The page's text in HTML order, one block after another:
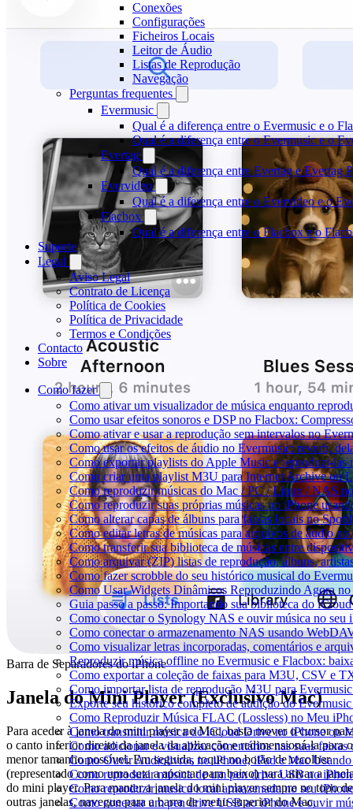
Conexões
Configurações
Ficheiros Locais
Leitor de Áudio
Listas de Reprodução
Navegação
Perguntas frequentes
Evermusic
Qual é a diferença entre o Evermusic e o
Qual é a diferença entre o Evermusic e o
Evertag
Qual é a diferença entre Evertag e Evertag
Evervideo
Qual é a diferença entre o Evervideo e o
Flacbox
Qual é a diferença entre o Flacbox e o
Suporte
Legal
Aviso Legal
Contrato de Licença
Política de Cookies
Política de Privacidade
Termos e Condições
Contacto
Sobre
Como fazer
Como ativar um visualizador de música enquanto
Como usar efeitos sonoros e DSP no Flacbox:
Como ativar e usar a reprodução sem intervalos no
Como usar os efeitos de áudio no Evermusic: reverb,
Como exportar playlists do Apple Music e reproduzi-las
Como criar uma playlist M3U para Internet Archive ou
Como reproduzir músicas do Mac / PC / Linux / NAS
Como reproduzir suas próprias músicas no iPhone
Como alterar capas de álbuns para faixas locais no
Como editar letras de músicas para arquivos de áudio
Como transferir sua biblioteca de músicas entre
Como arquivar (ZIP) listas de reprodução, álbuns,
Como fazer scrobble do seu histórico musical do
Como Usar Widgets Dinâmicos Reproduzindo Agora
Guia passo a passo: Importando sua biblioteca do
Como conectar o Synology NAS e ouvir música no seu
Como conectar o armazenamento NAS usando
Como visualizar letras incorporadas, comentários e
Reproduzir música offline no Evermusic e Flacbox:
Como exportar a coleção de faixas para M3U, CSV e
Como importar lista de reprodução M3U para
Exporte seu histórico completo de audição do
Como Reproduzir Música FLAC (Lossless) no Meu
Como transmitir música do iCloud Drive no iPhone ou
Como adicionar e visualizar comentários nas suas
Como Ouvir Audiolivros no iPhone, iPad e Mac
Como reproduzir música de um pen drive USB no
Como reproduzir musica local armazenada no seu
Como conectar um pen drive USB ao iPhone e ouvir
Barra de Separadores do iPhone
Janela do Mini Player (Exclusivo Mac)
Para aceder à janela do mini player no Mac, basta mover o cursor
o canto inferior direito da janela da aplicação e redimensioná-la para o
menor tamanho possível. Em seguida, toque no botão de recolher
(representado como uma seta a apontar para baixo) para ativar a
do mini player. Para manter a janela do mini player sempre no topo de
outras janelas, navegue para a barra de menu superior do Mac,